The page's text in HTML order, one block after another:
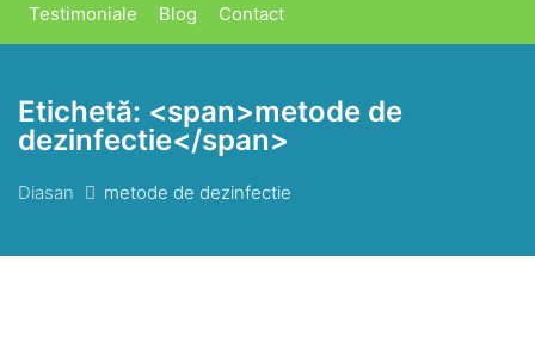
Testimoniale Blog Contact
Etichetă: <span>metode de
dezinfectie</span>
Diasan metode de dezinfectie